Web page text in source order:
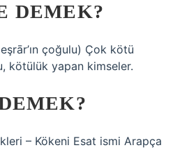
DEMEK?
kötülük yapan kimseler.
– Kökeni Esat ismi Arapça